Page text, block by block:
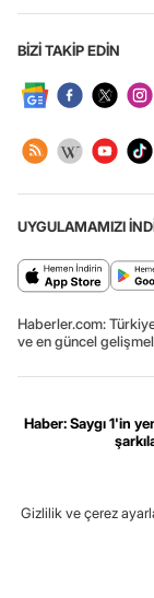
BİZİ TAKİP EDİN
UYGULAMAMIZI
Haberler.com:
ve en güncel
Haber: Saygı 1'in
Gizlilik ve çerez